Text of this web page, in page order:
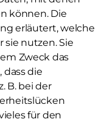
können. Die
erläutert, welche
nutzen. Sie
Zweck das
dass die
B. bei der
für den